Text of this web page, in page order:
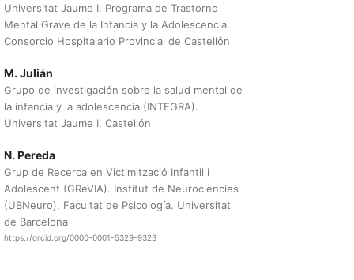
Universitat Jaume I. Programa de Trastorno
Mental Grave de la Infancia y la Adolescencia.
Consorcio Hospitalario Provincial de Castellón
M. Julián
Grupo de investigación sobre la salud mental de
la infancia y la adolescencia (INTEGRA).
Universitat Jaume I. Castellón
N. Pereda
Grup de Recerca en Victimització Infantil i
Adolescent (GReVIA). Institut de Neurociències
(UBNeuro). Facultat de Psicología. Universitat
de Barcelona
https://orcid.org/0000-0001-5329-9323